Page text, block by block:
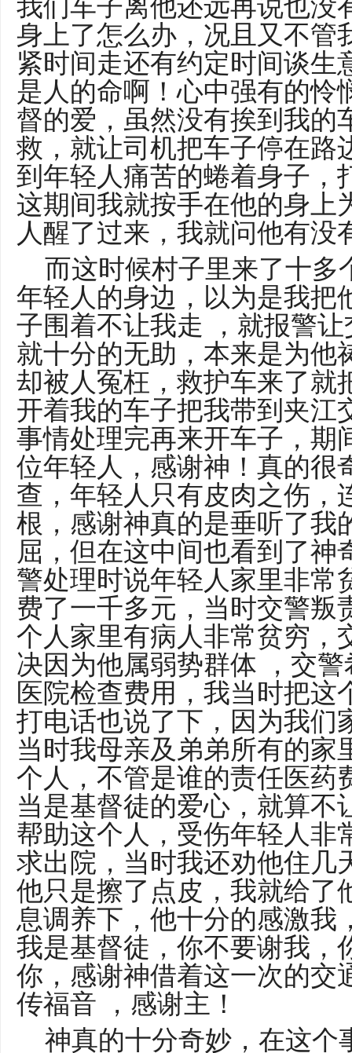
身上了怎么办，况且又不管
紧时间走还有约定时间谈生
是人的命啊！心中强有的怜
督的爱，虽然没有挨到我的
救，就让司机把车子停在路
到年轻人痛苦的蜷着身子，
这期间我就按手在他的身上
人醒了过来，我就问他有没
而这时候村子里来了十多
年轻人的身边，以为是我把
子围着不让我走 ，就报警
就十分的无助，本来是为他
却被人冤枉，救护车来了就
开着我的车子把我带到夹江
事情处理完再来开车子，期
位年轻人，感谢神！真的很
查，年轻人只有皮肉之伤，
根，感谢神真的是垂听了我
屈，但在这中间也看到了
警处理时说年轻人家里非常
费了一千多元，当时交警叛
个人家里有病人非常贫穷，
决因为他属弱势群体 ，交
医院检查费用，我当时把这
打电话也说了下，因为我们
当时我母亲及弟弟所有的家
个人，不管是谁的责任医药
当是基督徒的爱心，就算不
帮助这个人，受伤年轻人非
求出院，当时我还劝他住几
他只是擦了点皮，我就给了
息调养下，他十分的感激我
我是基督徒，你不要谢我，
你，感谢神借着这一次的交
传福音 ，感谢主！
神真的十分奇妙，在这个